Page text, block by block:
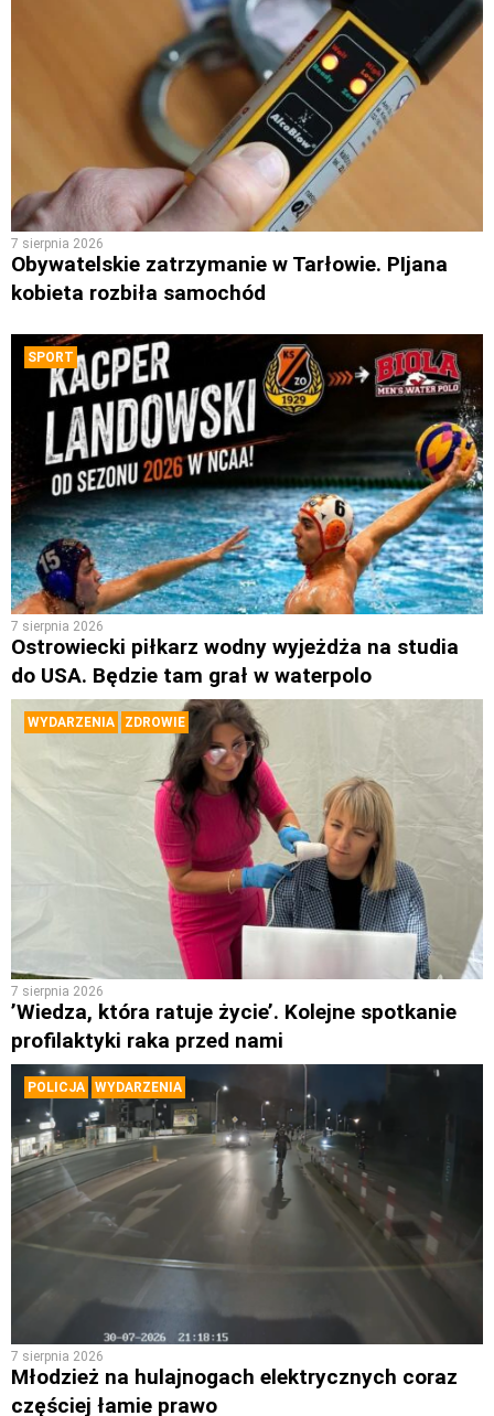
7 sierpnia 2026
Obywatelskie zatrzymanie w Tarłowie. PIjana
kobieta rozbiła samochód
SPORT
7 sierpnia 2026
Ostrowiecki piłkarz wodny wyjeżdża na studia
do USA. Będzie tam grał w waterpolo
WYDARZENIA ZDROWIE
7 sierpnia 2026
’Wiedza, która ratuje życie’. Kolejne spotkanie
profilaktyki raka przed nami
POLICJA WYDARZENIA
7 sierpnia 2026
Młodzież na hulajnogach elektrycznych coraz
częściej łamie prawo